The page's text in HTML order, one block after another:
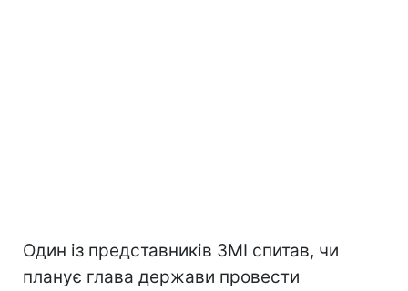
Один із представників ЗМІ спитав, чи
планує глава держави провести